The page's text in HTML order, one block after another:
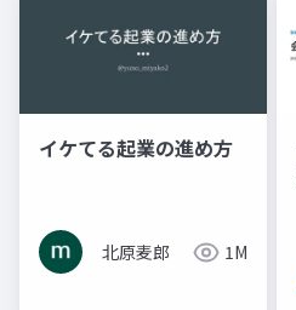
イケてる起業の進め方
北原麦郎 1M